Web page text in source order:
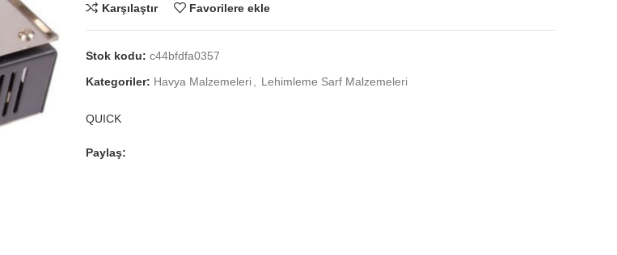
Karşılaştır Favorilere ekle
Stok kodu: c44bfdfa0357
Kategoriler: Havya Malzemeleri Lehimleme Sarf Malzemeleri
QUICK
Paylaş: